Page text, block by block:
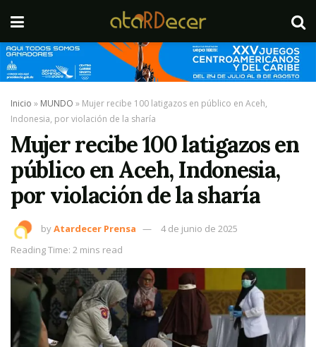
Inicio » MUNDO » Mujer recibe 100 latigazos en público en Aceh,
Indonesia, por violación de la sharía
Mujer recibe 100 latigazos en
público en Aceh, Indonesia,
por violación de la sharía
byAtardecer Prensa
4 de junio de 2025
Reading Time: 2 mins read